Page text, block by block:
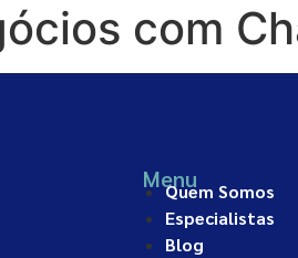
com
Menu
Quem Somos
Especialistas
Blog